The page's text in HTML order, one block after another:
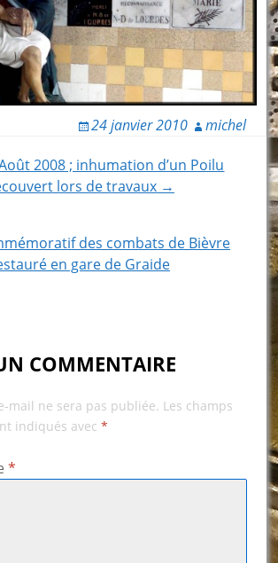
24 janvier 2010 michel
2008 ; inhumation d’un Poilu
lors de travaux →
des combats de Bièvre
en gare de Graide
COMMENTAIRE
mail ne sera pas publiée. Les champs
indiqués avec *
*